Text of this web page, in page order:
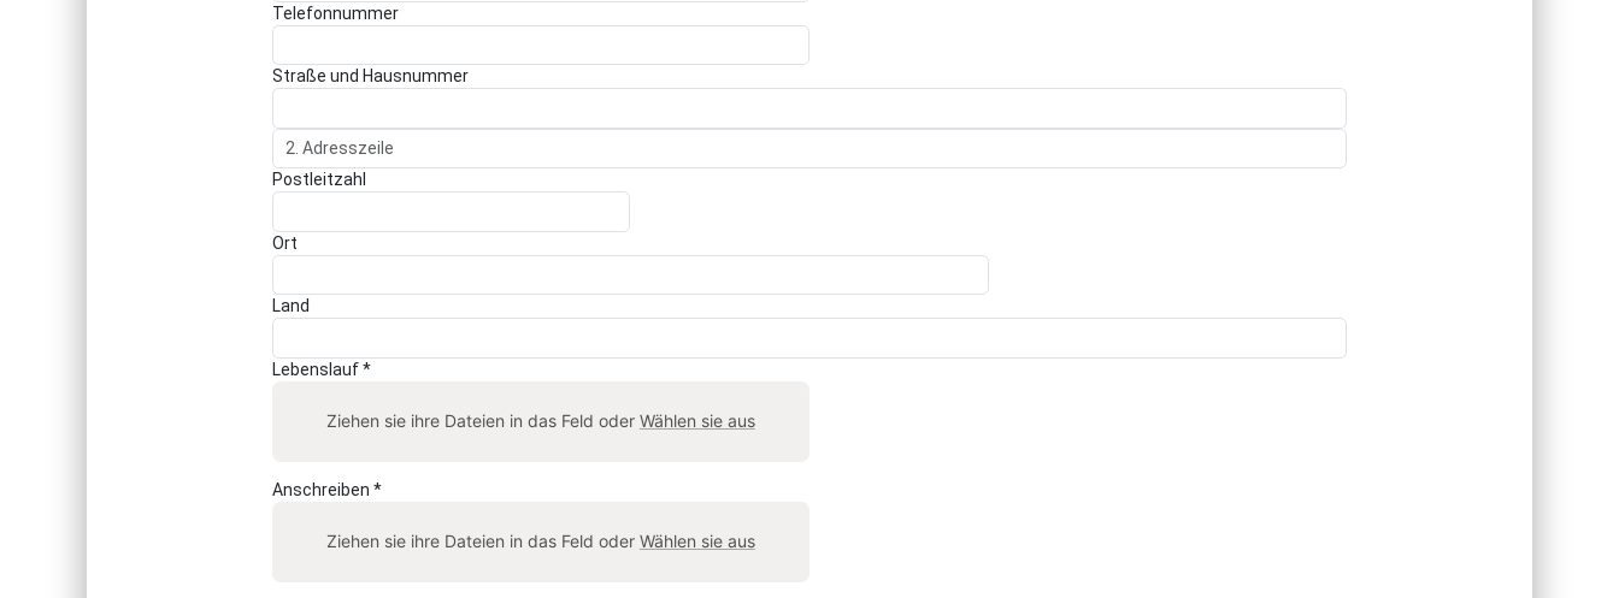
Telefonnummer
Straße und Hausnummer
Postleitzahl
Ort
Land
Lebenslauf *
Ziehen sie ihre Dateien in das Feld oder Wählen sie aus
Anschreiben *
Ziehen sie ihre Dateien in das Feld oder Wählen sie aus